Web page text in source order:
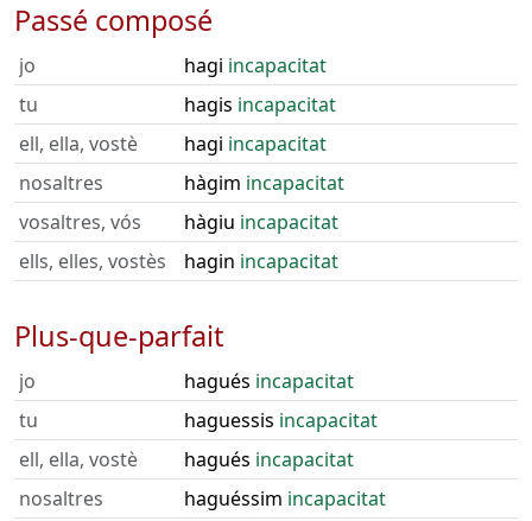
Passé composé
jo hagi incapacitat
tu
hagis incapacitat
ell, ella, vostè
hagi incapacitat
nosaltres
hàgim incapacitat
vosaltres, vós
hàgiu incapacitat
ells, elles, vostès
hagin incapacitat
Plus-que-parfait
jo hagués incapacitat
tu
haguessis incapacitat
ell, ella, vostè
hagués incapacitat
nosaltres
haguéssim incapacitat